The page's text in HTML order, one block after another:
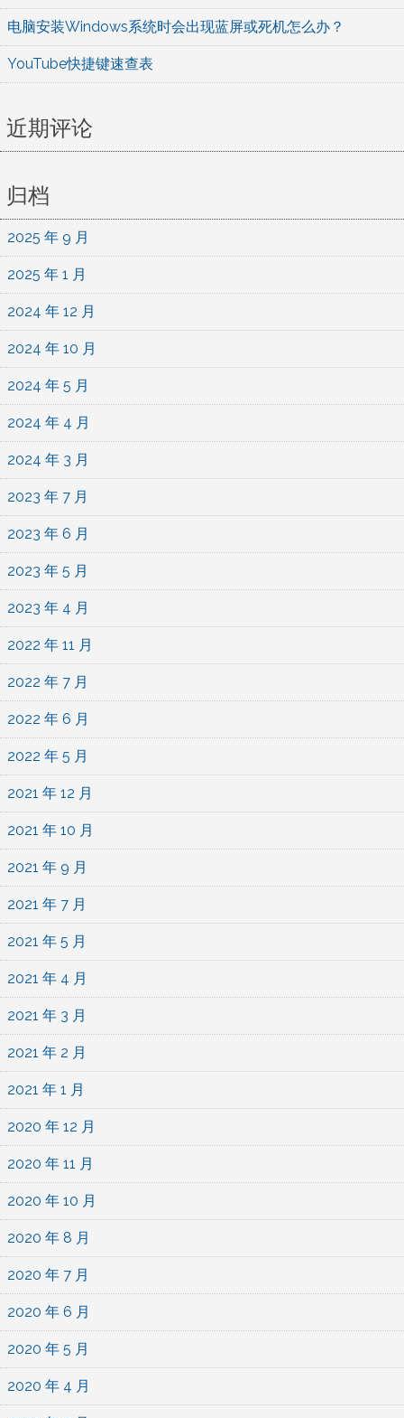
电脑安装Windows系统时会出现蓝屏或死机怎么办？
YouTube快捷键速查表
近期评论
归档
2025 年 9 月
2025 年 1 月
2024 年 12 月
2024 年 10 月
2024 年 5 月
2024 年 4 月
2024 年 3 月
2023 年 7 月
2023 年 6 月
2023 年 5 月
2023 年 4 月
2022 年 11 月
2022 年 7 月
2022 年 6 月
2022 年 5 月
2021 年 12 月
2021 年 10 月
2021 年 9 月
2021 年 7 月
2021 年 5 月
2021 年 4 月
2021 年 3 月
2021 年 2 月
2021 年 1 月
2020 年 12 月
2020 年 11 月
2020 年 10 月
2020 年 8 月
2020 年 7 月
2020 年 6 月
2020 年 5 月
2020 年 4 月